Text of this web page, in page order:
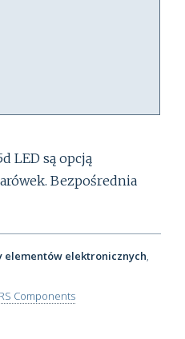
LED są opcją
Bezpośrednia
elementów elektronicznych,
RS Components